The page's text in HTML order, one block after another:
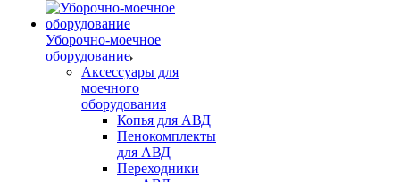
Уборочно-моечное
оборудование
Аксессуары для
моечного
оборудования
Копья для АВД
Пенокомплекты
для АВД
Переходники